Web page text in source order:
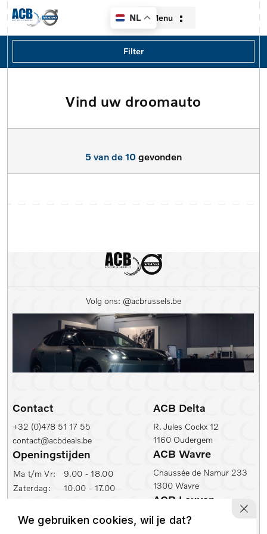
NL Menu
Home
Diensten
Vind uw droomauto
Filter
Filters
Merk
Type
Kleur
Carrosserie
Kilometerstand Van
Kilometerstand tot
1e inschrijfdatum min
1e inschrijfdatum max
5 van de 10 gevonden
Volg ons: @acbrussels.be
Contact
+32 (0)478 51 17 55
contact@acbdeals.be
Openingstijden
Ma t/m Vr:
9.00 - 18.00
Zaterdag:
10.00 - 17.00
ACB Zaventem
Leuvensesteenweg 430
ACB Delta
R. Jules Cockx 12
1160 Oudergem
ACB Wavre
Chaussée de Namur 233
1300 Wavre
ACB Leuven
Ambachtenlaan 2
We gebruiken cookies, wil je dat?